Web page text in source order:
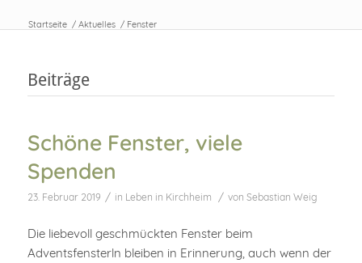
Startseite / Aktuelles / Fenster
Beiträge
Schöne Fenster, viele
Spenden
23. Februar 2019 / in Leben in Kirchheim / von Sebastian Weig
Die liebevoll geschmückten Fenster beim
Adventsfensterln bleiben in Erinnerung, auch wenn der